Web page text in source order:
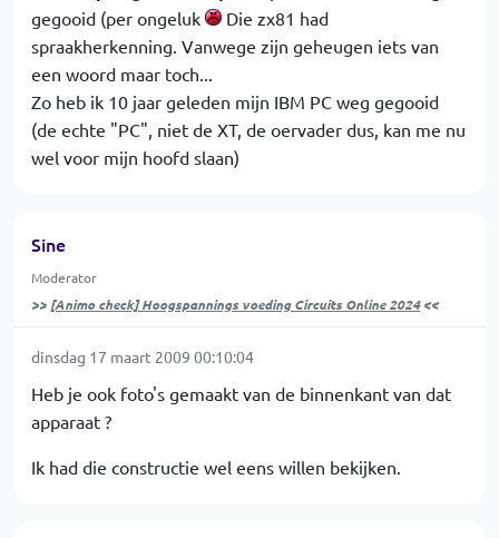
gegooid (per ongeluk
Die zx81 had
spraakherkenning. Vanwege zijn geheugen iets van
een woord maar toch...
Zo heb ik 10 jaar geleden mijn IBM PC weg gegooid
(de echte "PC", niet de XT, de oervader dus, kan me nu
wel voor mijn hoofd slaan)
Sine
Moderator
>> [Animo check] Hoogspannings voeding Circuits Online 2024<<
dinsdag 17 maart 2009 00:10:04
Heb je ook foto's gemaakt van de binnenkant van dat
apparaat ?
Ik had die constructie wel eens willen bekijken.